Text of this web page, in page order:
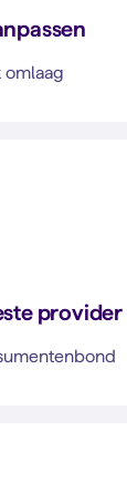
omlaag
provider